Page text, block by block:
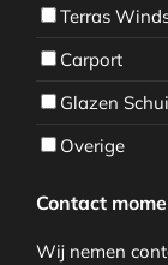
Terras
Carport
Glazen
Overige
Contact
Wij nemen